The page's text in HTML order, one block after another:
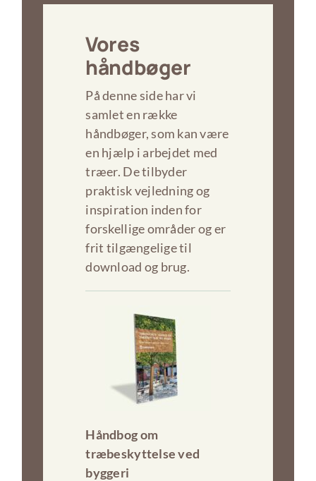
Vores
håndbøger
På denne side har vi
samlet en række
håndbøger, som kan være
en hjælp i arbejdet med
træer. De tilbyder
praktisk vejledning og
inspiration inden for
forskellige områder og er
frit tilgængelige til
download og brug.
Håndbog om
træbeskyttelse ved
byggeri